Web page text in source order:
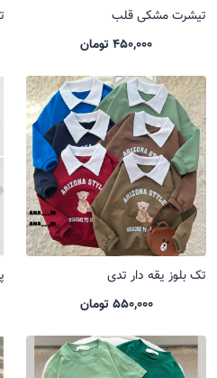
تیشرت مشکی قلب
450,000 تومان
تک بلوز یقه دار تدی
550,000 تومان